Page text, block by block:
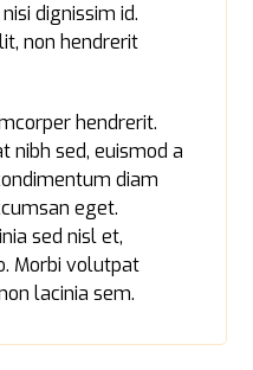
dignissim id.
non hendrerit
hendrerit.
nibh sed, euismod a
diam
eget.
sed nisl et,
Morbi volutpat
lacinia sem.